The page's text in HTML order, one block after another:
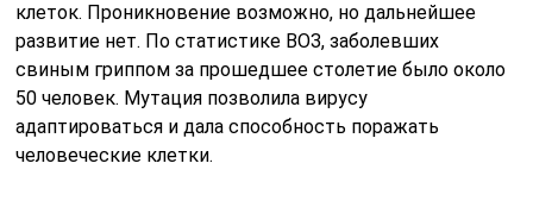
клеток. Проникновение возможно, но дальнейшее
развитие нет. По статистике ВОЗ, заболевших
свиным гриппом за прошедшее столетие было около
50 человек. Мутация позволила вирусу
адаптироваться и дала способность поражать
человеческие клетки.